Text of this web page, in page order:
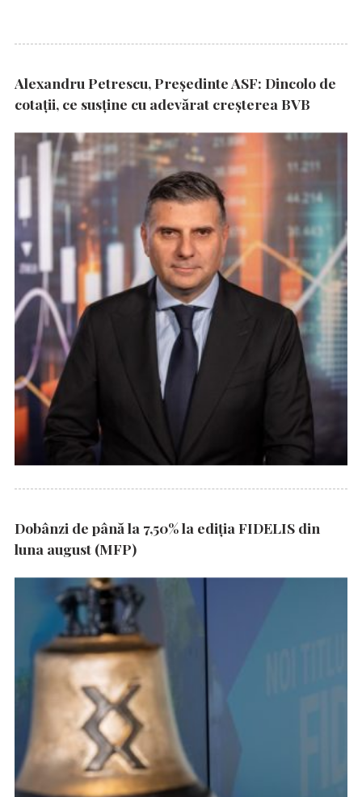
Alexandru Petrescu, Președinte ASF: Dincolo de
cotații, ce susține cu adevărat creșterea BVB
Dobânzi de până la 7,50% la ediția FIDELIS din
luna august (MFP)